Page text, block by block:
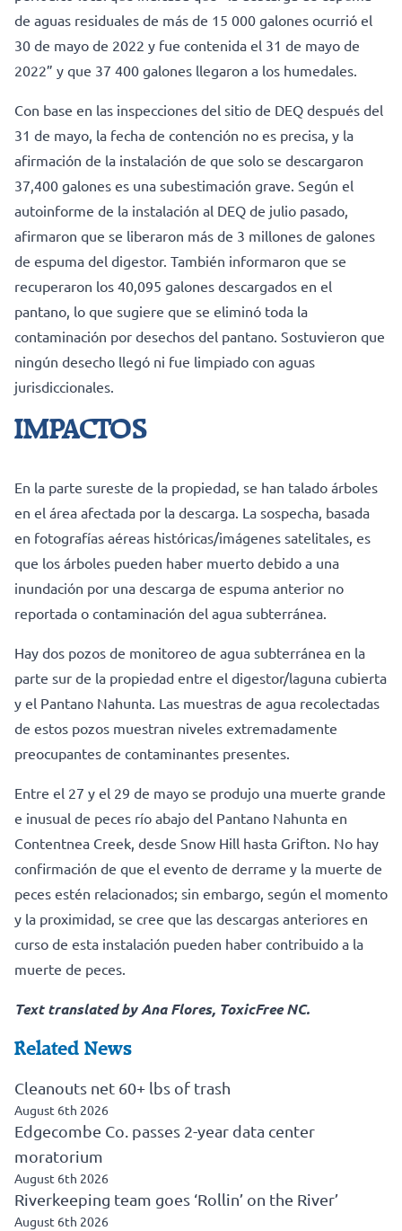
de aguas residuales de más de 15 000 galones ocurrió el
30 de mayo de 2022 y fue contenida el 31 de mayo de
2022” y que 37 400 galones llegaron a los humedales.
Con base en las inspecciones del sitio de DEQ después del
31 de mayo, la fecha de contención no es precisa, y la
afirmación de la instalación de que solo se descargaron
37,400 galones es una subestimación grave. Según el
autoinforme de la instalación al DEQ de julio pasado,
afirmaron que se liberaron más de 3 millones de galones
de espuma del digestor. También informaron que se
recuperaron los 40,095 galones descargados en el
pantano, lo que sugiere que se eliminó toda la
contaminación por desechos del pantano. Sostuvieron que
ningún desecho llegó ni fue limpiado con aguas
jurisdiccionales.
IMPACTOS
En la parte sureste de la propiedad, se han talado árboles
en el área afectada por la descarga. La sospecha, basada
en fotografías aéreas históricas/imágenes satelitales, es
que los árboles pueden haber muerto debido a una
inundación por una descarga de espuma anterior no
reportada o contaminación del agua subterránea.
Hay dos pozos de monitoreo de agua subterránea en la
parte sur de la propiedad entre el digestor/laguna cubierta
y el Pantano Nahunta. Las muestras de agua recolectadas
de estos pozos muestran niveles extremadamente
preocupantes de contaminantes presentes.
Entre el 27 y el 29 de mayo se produjo una muerte grande
e inusual de peces río abajo del Pantano Nahunta en
Contentnea Creek, desde Snow Hill hasta Grifton. No hay
confirmación de que el evento de derrame y la muerte de
peces estén relacionados; sin embargo, según el momento
y la proximidad, se cree que las descargas anteriores en
curso de esta instalación pueden haber contribuido a la
muerte de peces.
Text translated by Ana Flores, ToxicFree NC.
Related News
Cleanouts net 60+ lbs of trash
August 6th 2026
Edgecombe Co. passes 2-year data center
moratorium
August 6th 2026
Riverkeeping team goes ‘Rollin’ on the River’
August 6th 2026